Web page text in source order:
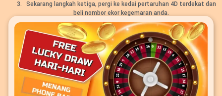
Sekarang langkah ketiga, pergi ke kedai pertaruhan 4D terdekat dan
beli nombor ekor kegemaran anda.